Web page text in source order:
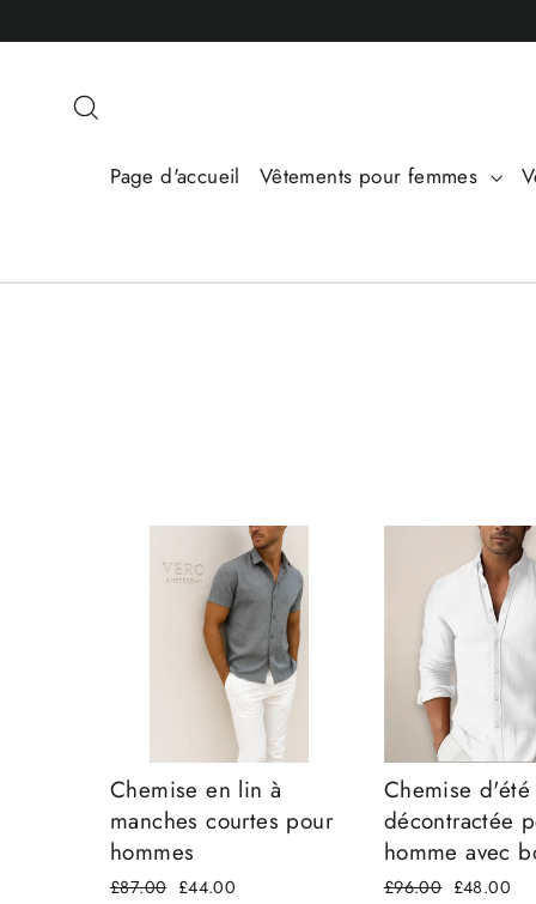
au
Page d'accueil Vêtements pour femmes
Chemise en lin à
manches courtes pour
hommes
Prix
£87.00 Prix
£44.00
Chemise d'été
décontractée
homme avec
Prix
£96.00 Prix
£48.00